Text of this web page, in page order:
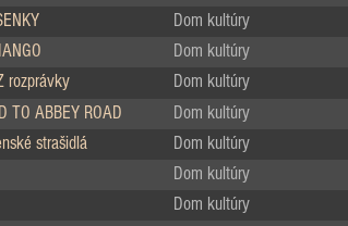
Dom kultúry
Dom kultúry
rozprávky Dom kultúry
TO ABBEY ROAD Dom kultúry
strašidlá Dom kultúry
Dom kultúry
Dom kultúry